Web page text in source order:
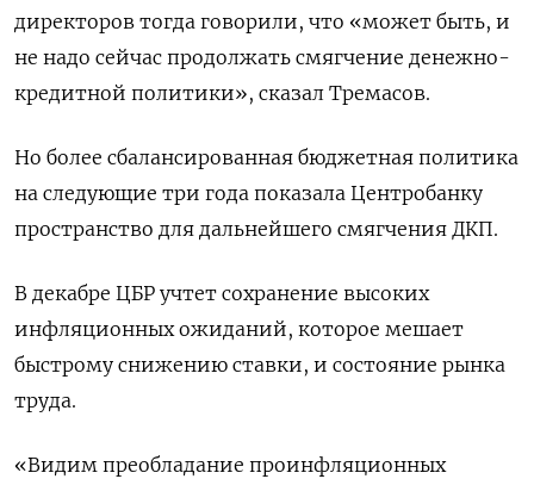
директоров тогда говорили, что «может быть, и
не надо сейчас продолжать смягчение денежно-
кредитной политики», сказал Тремасов.
Но более сбалансированная бюджетная политика
на следующие три года показала Центробанку
пространство для дальнейшего смягчения ДКП.
В декабре ЦБР учтет сохранение высоких
инфляционных ожиданий, которое мешает
быстрому снижению ставки, и состояние рынка
труда.
«Видим преобладание проинфляционных